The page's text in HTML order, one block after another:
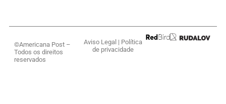
©Americana Post –
Todos os direitos
reservados
Aviso Legal | Política
de privacidade